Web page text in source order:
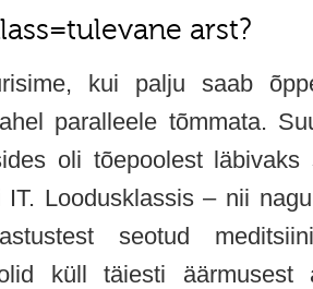
arst?
kui palju saab
paralleele tõmmata.
oli tõepoolest läbivaks
IT. Loodusklassis – nii
seotud
küll täiesti äärmusest